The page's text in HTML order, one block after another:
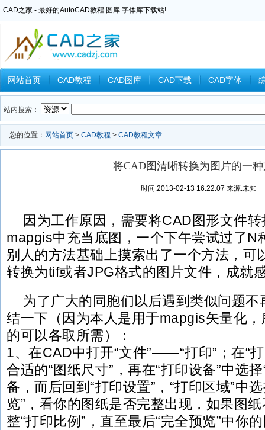
CAD之家 - 最好的AutoCAD教程 图库 字体库下载站!
网站首页 CAD教程 CAD图库 CAD下载 CAD字体
Inventor教程 Ansys教程 CAXA教程 中望CAD Catia教
站内搜索：
您的位置： 网站首页 > CAD教程 > CAD教程文章
将CAD图清晰转换为图片的一
时间:2013-02-13 16:22:07 来源:未知
因为工作原因，需要将CAD图形文件
mapgis中充当底图，一个下午尝试过了N
别人的方法基础上摸索出了一个方法，可
转换为tif或者JPG格式的图片文件，成就
为了广大的同胞们以后遇到类似问题
结一下（因为本人是用于mapgis矢量化
的可以各取所需）：
1、在CAD中打开“文件”——“打印”；在“
合适的“图纸尺寸”，再在“打印设备”中选
备，而后回到“打印设置”，“打印区域”中
览”，看你的图纸是否完整出现，如果图
整“打印比例”，直至最后“完全预览”中你